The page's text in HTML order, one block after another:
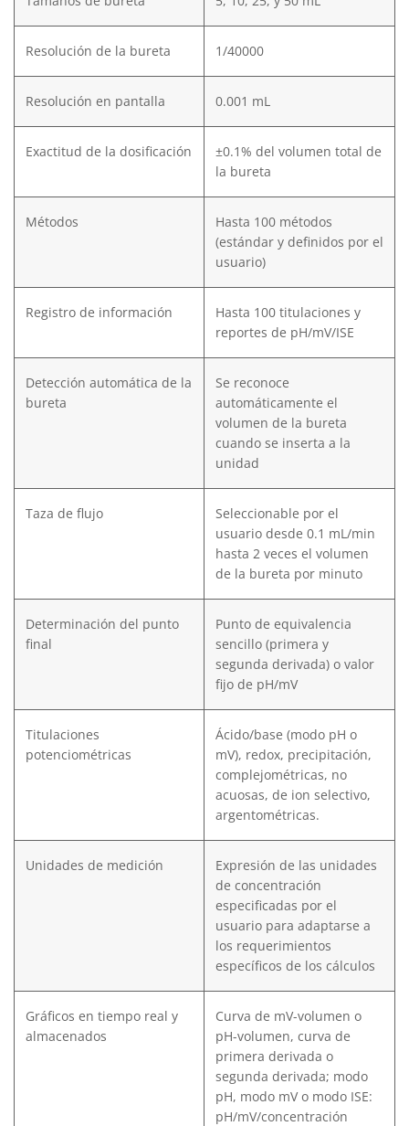
Resolución de la bureta 1/40000
Resolución en pantalla 0.001 mL
Exactitud de la dosificación
±0.1% del volumen total de
la bureta
Métodos
Hasta 100 métodos
(estándar y definidos por el
usuario)
Registro de información
Hasta 100 titulaciones y
reportes de pH/mV/ISE
Detección automática de la
bureta
Se reconoce
automáticamente el
volumen de la bureta
cuando se inserta a la
unidad
Taza de flujo
Seleccionable por el
usuario desde 0.1 mL/min
hasta 2 veces el volumen
de la bureta por minuto
Determinación del punto
final
Punto de equivalencia
sencillo (primera y
segunda derivada) o valor
fijo de pH/mV
Titulaciones
potenciométricas
Ácido/base (modo pH o
mV), redox, precipitación,
complejométricas, no
acuosas, de ion selectivo,
argentométricas.
Unidades de medición
Expresión de las unidades
de concentración
especificadas por el
usuario para adaptarse a
los requerimientos
específicos de los cálculos
Gráficos en tiempo real y
almacenados
Curva de mV-volumen o
pH-volumen, curva de
primera derivada o
segunda derivada; modo
pH, modo mV o modo ISE:
pH/mV/concentración